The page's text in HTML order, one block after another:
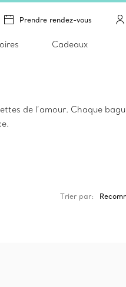
Prendre rendez-vous
Cadeaux
de l’amour. Chaque
Trier par